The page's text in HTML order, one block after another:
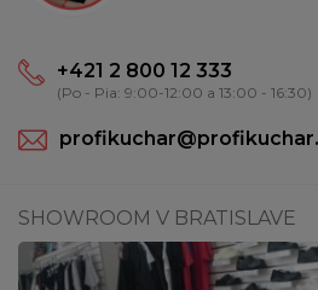
+421 2 800 12 333
(Po - Pia: 9:00-12:00 a 13:00 - 16:30)
SHOWROOM V BRATISLAVE